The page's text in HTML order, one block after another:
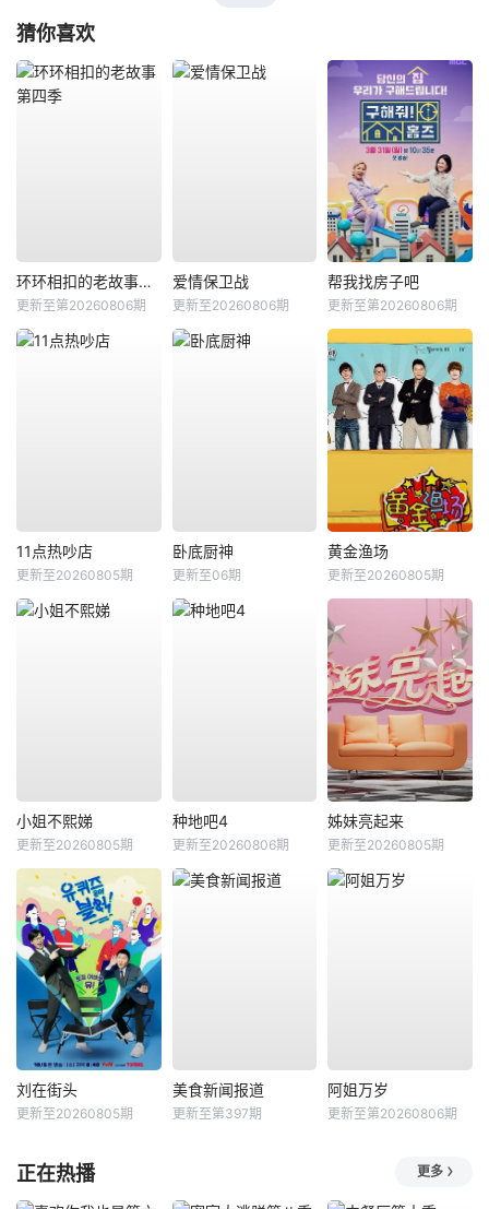
猜你喜欢
环环相扣的老故事第四季
更新至第20260806期
爱情保卫战
更新至20260806期
帮我找房子吧
更新至第20260806期
11点热吵店
更新至20260805期
卧底厨神
更新至06期
黄金渔场
更新至20260805期
小姐不熙娣
更新至20260805期
种地吧4
更新至20260806期
姊妹亮起来
更新至20260805期
刘在街头
更新至20260805期
美食新闻报道
更新至第397期
阿姐万岁
更新至第20260806期
正在热播 更多